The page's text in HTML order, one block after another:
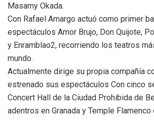
Masamy Okada.
Con Rafael Amargo actuó como primer
espectáculos Amor Brujo, Don Quijote,
y Enramblao2, recorriendo los teatros
mundo.
Actualmente dirige su propia compañía
estrenado sus espectáculos Con cinco
Concert Hall de la Ciudad Prohibida de
adentros en Granada y Temple Flamenco